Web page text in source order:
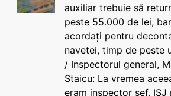
auxiliar trebuie să
peste 55.000 de lei,
acordați pentru
navetei, timp de peste
/ Inspectorul general,
Staicu: La vremea
eram inspector șef. ISJ